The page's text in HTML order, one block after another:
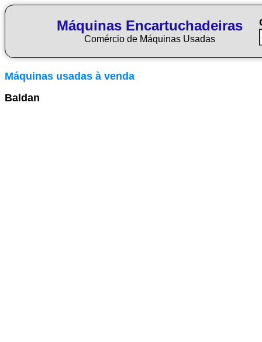
Máquinas Encartuchadeiras
Comércio de Máquinas Usadas
Máquinas usadas à venda
Baldan